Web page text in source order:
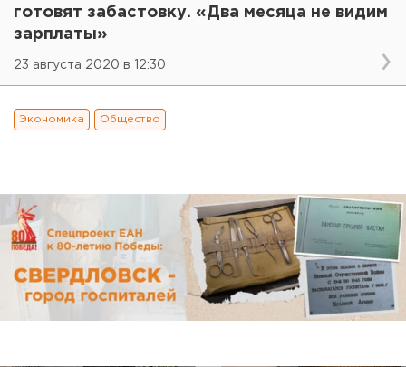
готовят забастовку. «Два месяца не видим
зарплаты»
23 августа 2020 в 12:30
Экономика Общество